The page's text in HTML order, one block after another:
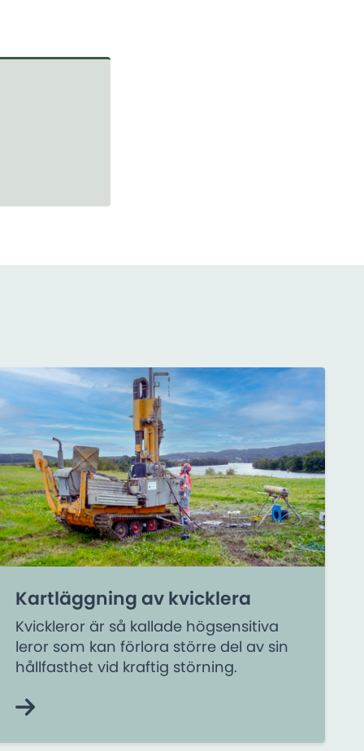
Kartläggning av kvicklera
Kvickleror är så kallade högsensitiva
leror som kan förlora större del av sin
hållfasthet vid kraftig störning.